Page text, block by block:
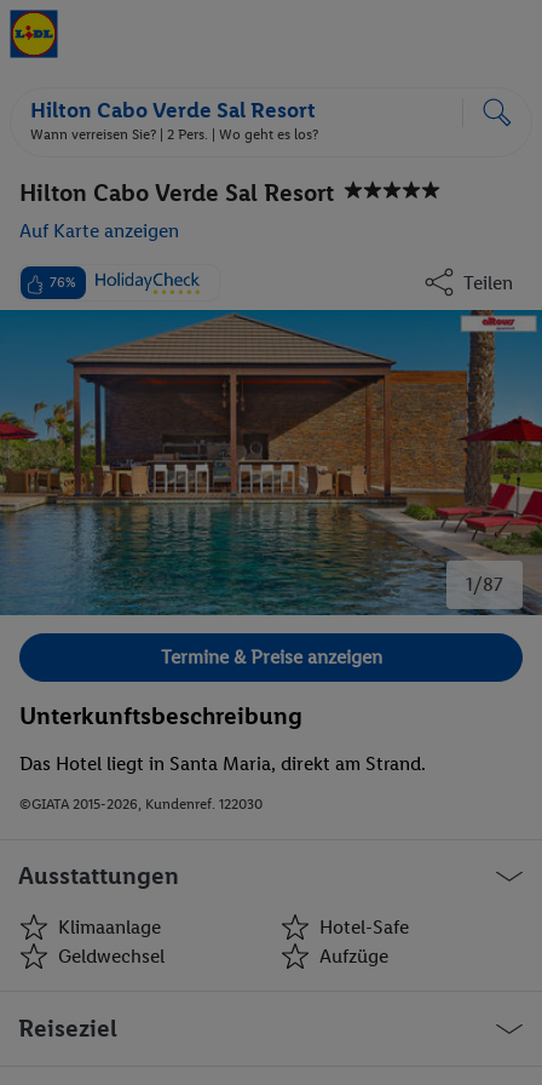
Hilton Cabo Verde Sal Resort
Wann verreisen Sie? | 2 Pers. | Wo geht es los?
Hilton Cabo Verde Sal Resort
Auf Karte anzeigen
76% Teilen
1/87
Bild 1 von 87.
Termine & Preise anzeigen
Unterkunftsbeschreibung
Das Hotel liegt in Santa Maria, direkt am Strand.
©GIATA 2015-2026, Kundenref. 122030
Ausstattungen
Klimaanlage
Hotel-Safe
Geldwechsel
Aufzüge
Geldwechsel
Reiseziel